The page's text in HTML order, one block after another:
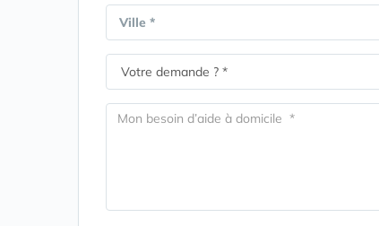
Ville *